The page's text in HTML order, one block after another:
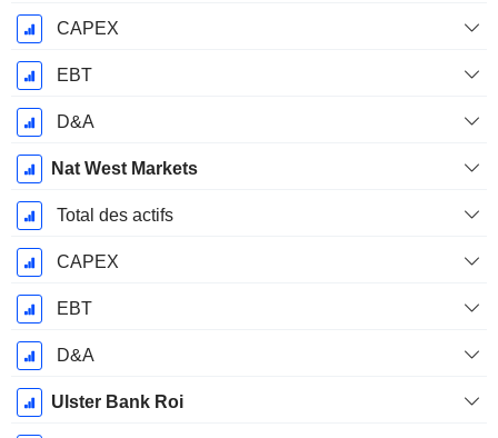
CAPEX
EBT
D&A
Nat West Markets
Total des actifs
CAPEX
EBT
D&A
Ulster Bank Roi